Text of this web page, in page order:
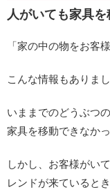
人がいても家具
「家の中の物をお客
こんな情報もありまし
いままでのどうぶつ
家具を移動できなかっ
しかし、お客様がい
レンドが来ていると